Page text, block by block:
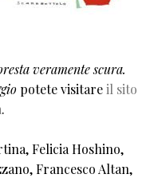
veramente scura.
potete visitareil sito
.
Felicia Hoshino,
Francesco Altan,